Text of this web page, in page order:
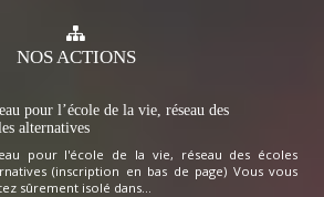
NOSACTIONS
pour l’école de la vie, réseau des
alternatives
pour l'école de la vie, réseau des écoles
(inscription en bas de page) Vous vous
sûrement isolé dans...